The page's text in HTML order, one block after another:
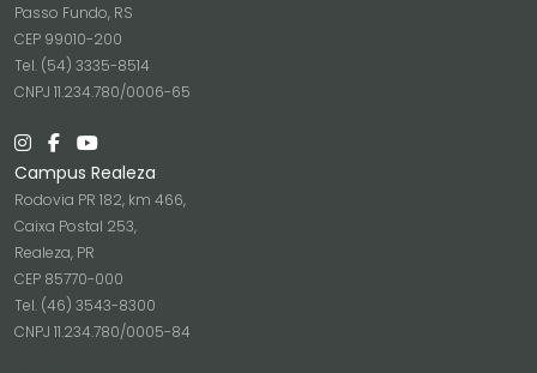
Passo Fundo, RS
CEP 99010-200
Tel. (54) 3335-8514
CNPJ 11.234.780/0006-65
Campus Realeza
Rodovia PR 182, km 466,
Caixa Postal 253,
Realeza, PR
CEP 85770-000
Tel. (46) 3543-8300
CNPJ 11.234.780/0005-84